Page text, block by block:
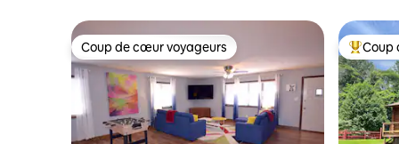
Coup de cœur voyageurs
Coup de cœur voyageurs Coup
Coup